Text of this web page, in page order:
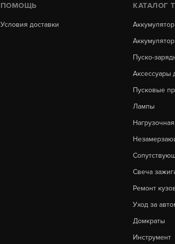
ПОМОЩЬ
Условия доставки
КАТАЛОГ
Пуско-
Аксессуары
Пусковые
Лампы
Свеча
Ремонт
Уход за
Домкраты
Инструмент